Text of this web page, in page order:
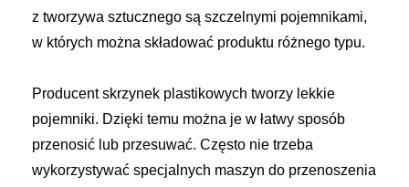
z tworzywa sztucznego są szczelnymi pojemnikami,
w których można składować produktu różnego typu.
Producent skrzynek plastikowych tworzy lekkie
pojemniki. Dzięki temu można je w łatwy sposób
przenosić lub przesuwać. Często nie trzeba
wykorzystywać specjalnych maszyn do przenoszenia